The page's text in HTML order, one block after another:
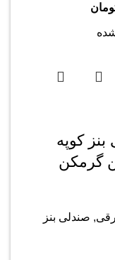
کوپه
گرمکن
, صندلی بنز